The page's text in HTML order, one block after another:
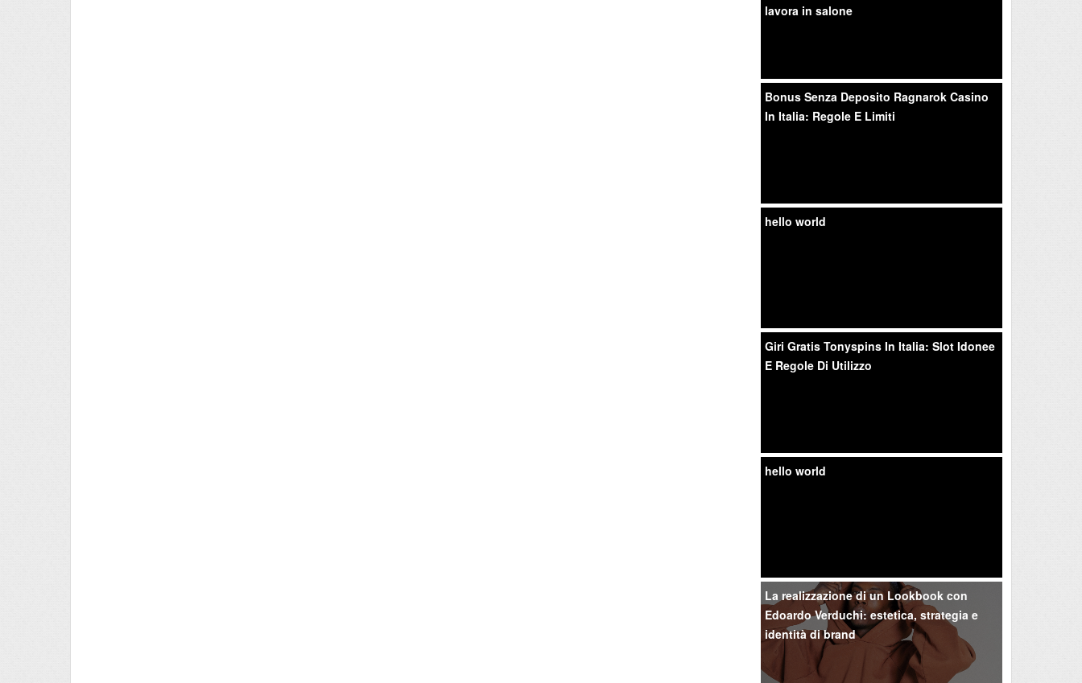
lavora in salone
Bonus Senza Deposito Ragnarok Casino
In Italia: Regole E Limiti
hello world
Giri Gratis Tonyspins In Italia: Slot Idonee
E Regole Di Utilizzo
hello world
La realizzazione di un Lookbook con
Edoardo Verduchi: estetica, strategia e
identità di brand